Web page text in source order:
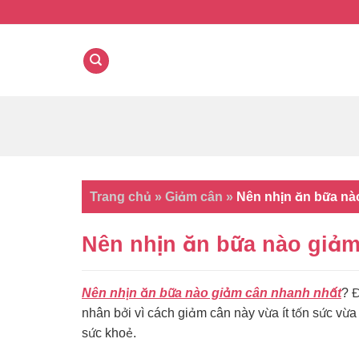
Trang chủ » Giảm cân » Nên nhịn ăn bữa
Nên nhịn ăn bữa nào
Nên nhịn ăn bữa nào giảm cân nhanh nhất?
nhân bởi vì cách giảm cân này vừa ít tốn sức
sức khoẻ.